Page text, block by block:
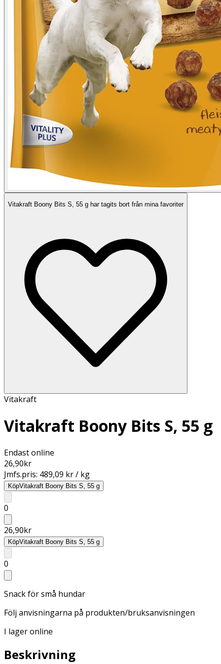
Vitakraft Boony Bits S, 55 g har tagits bort från mina favoriter
Vitakraft
Vitakraft Boony Bits S, 55 g
Endast online
26,90kr
Jmfs.pris: 489,09 kr / kg
KöpVitakraft Boony Bits S, 55 g
0
26,90kr
KöpVitakraft Boony Bits S, 55 g
0
Snack för små hundar
Följ anvisningarna på produkten/bruksanvisningen
I lager online
Beskrivning